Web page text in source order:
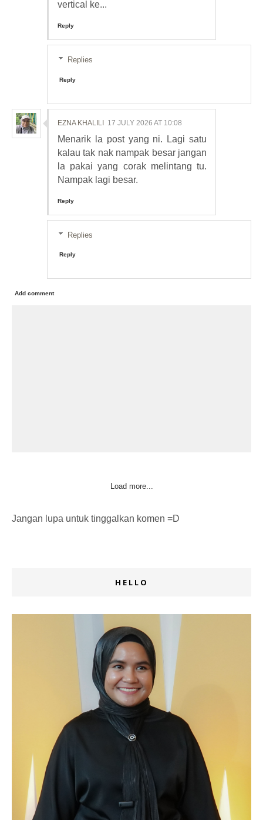
vertical ke...
Reply
Replies
Reply
EZNA KHALILI 17 JULY 2026 AT 10:08
Menarik la post yang ni. Lagi satu
kalau tak nak nampak besar jangan
la pakai yang corak melintang tu.
Nampak lagi besar.
Reply
Replies
Reply
Add comment
Load more...
Jangan lupa untuk tinggalkan komen =D
HELLO